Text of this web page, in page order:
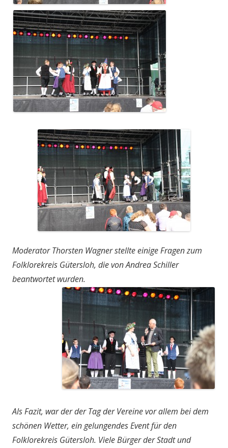
Moderator Thorsten Wagner stellte einige Fragen zum
Folklorekreis Gütersloh, die von Andrea Schiller
beantwortet wurden.
Als Fazit, war der der Tag der Vereine vor allem bei dem
schönen Wetter, ein gelungendes Event für den
Folklorekreis Gütersloh. Viele Bürger der Stadt und